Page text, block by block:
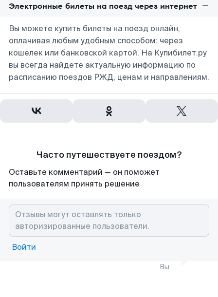
Электронные билеты на поезд через интернет
Вы можете купить билеты на поезд онлайн,
оплачивая любым удобным способом: через
кошелек или банковской картой. На Купибилет.ру
вы всегда найдете актуальную информацию по
расписанию поездов РЖД, ценам и направлениям.
Часто путешествуете поездом?
Оставьте комментарий — он поможет
пользователям принять решение
Войти
Вы